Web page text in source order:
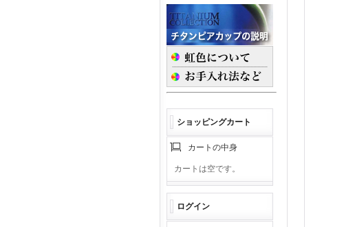
ショッピングカート
カートの中身
カートは空です。
ログイン